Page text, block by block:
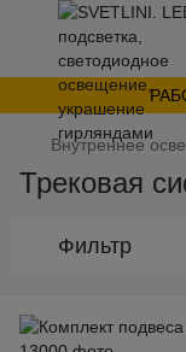
Внутреннее
Трековая
Фильтр